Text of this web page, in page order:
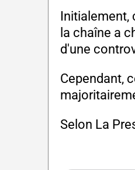
la chaîne a
d'une
Cependant,
Selon La